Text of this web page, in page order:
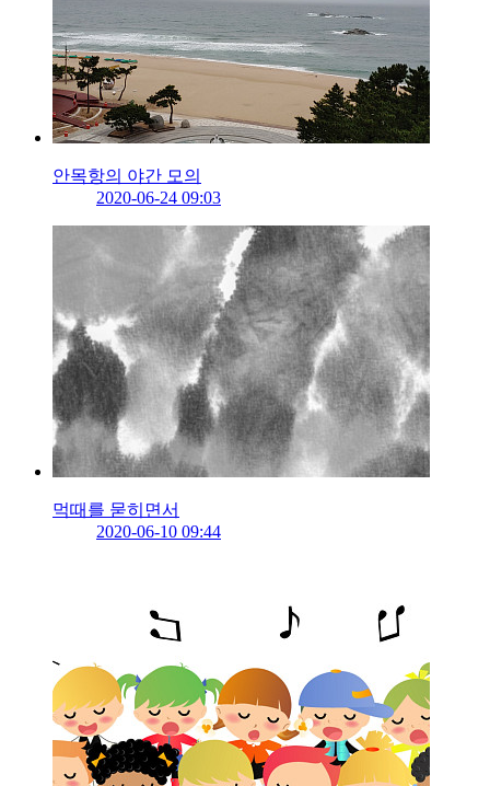
안목항의 야간 모의
2020-06-24 09:03
먹때를 묻히면서
2020-06-10 09:44